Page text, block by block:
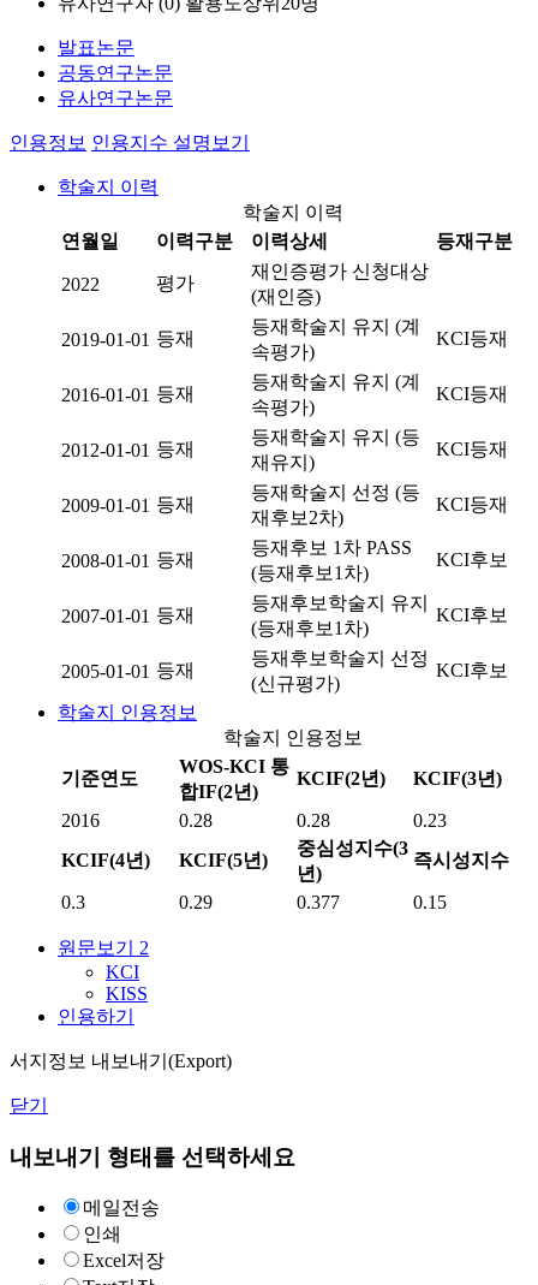
발표논문
공동연구논문
유사연구논문
인용정보 인용지수 설명보기
학술지 이력
학술지 이력
연월일
이력구분 이력상세 등재구분
2022 평가
재인증평가 신청대상
(재인증)
2019-01-01 등재
등재학술지 유지 (계
속평가)
KCI등재
2016-01-01 등재
등재학술지 유지 (계
속평가)
KCI등재
2012-01-01 등재
등재학술지 유지 (등
재유지)
KCI등재
2009-01-01 등재
등재학술지 선정 (등
재후보2차)
KCI등재
2008-01-01 등재
등재후보 1차 PASS
(등재후보1차)
KCI후보
2007-01-01 등재
등재후보학술지 유지
(등재후보1차)
KCI후보
2005-01-01 등재
등재후보학술지 선정
(신규평가)
KCI후보
학술지 인용정보
학술지 인용정보
기준연도
WOS-KCI 통
합IF(2년)
KCIF(2년) KCIF(3년)
2016 0.28 0.28
0.23
KCIF(4년)
KCIF(5년)
중심성지수(3
년)
즉시성지수
0.3 0.29 0.377 0.15
원문보기 2
KCI
KISS
인용하기
서지정보 내보내기(Export)
닫기
내보내기 형태를 선택하세요
메일전송
인쇄
Excel저장